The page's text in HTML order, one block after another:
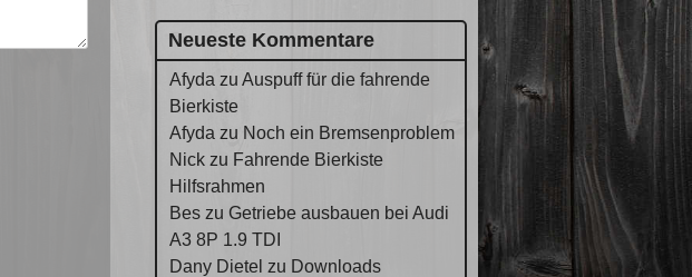
Neueste Kommentare
Afyda zu Auspuff für die fahrende
Bierkiste
Afyda zu Noch ein Bremsenproblem
Nick zu Fahrende Bierkiste
Hilfsrahmen
Bes zu Getriebe ausbauen bei Audi
A3 8P 1.9 TDI
Dany Dietel zu Downloads